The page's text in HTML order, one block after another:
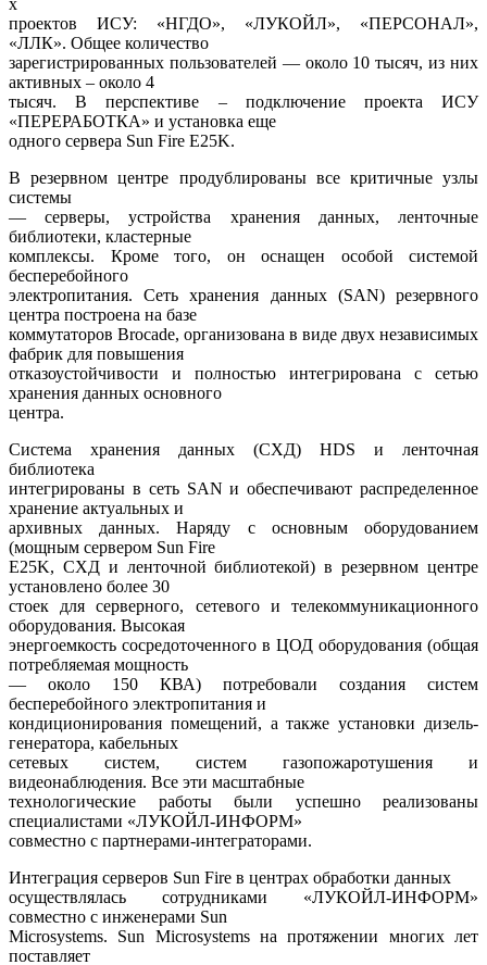
х
проектов ИСУ: «НГДО», «ЛУКОЙЛ», «ПЕРСОНАЛ»,
«ЛЛК». Общее количество
зарегистрированных пользователей — около 10 тысяч, из них
активных – около 4
тысяч. В перспективе – подключение проекта ИСУ
«ПЕРЕРАБОТКА» и установка еще
одного сервера Sun Fire E25K.
В резервном центре продублированы все критичные узлы
системы
— серверы, устройства хранения данных, ленточные
библиотеки, кластерные
комплексы. Кроме того, он оснащен особой системой
бесперебойного
электропитания. Сеть хранения данных (SAN) резервного
центра построена на базе
коммутаторов Brocade, организована в виде двух независимых
фабрик для повышения
отказоустойчивости и полностью интегрирована с сетью
хранения данных основного
центра.
Система хранения данных (СХД) HDS и ленточная
библиотека
интегрированы в сеть SAN и обеспечивают распределенное
хранение актуальных и
архивных данных. Наряду с основным оборудованием
(мощным сервером Sun Fire
E25K, СХД и ленточной библиотекой) в резервном центре
установлено более 30
стоек для серверного, сетевого и телекоммуникационного
оборудования. Высокая
энергоемкость сосредоточенного в ЦОД оборудования (общая
потребляемая мощность
— около 150 КВА) потребовали создания систем
бесперебойного электропитания и
кондиционирования помещений, а также установки дизель-
генератора, кабельных
сетевых систем, систем газопожаротушения и
видеонаблюдения. Все эти масштабные
технологические работы были успешно реализованы
специалистами «ЛУКОЙЛ-ИНФОРМ»
совместно с партнерами-интеграторами.
Интеграция серверов Sun Fire в центрах обработки данных
осуществлялась сотрудниками «ЛУКОЙЛ-ИНФОРМ»
совместно с инженерами Sun
Microsystems. Sun Microsystems на протяжении многих лет
поставляет